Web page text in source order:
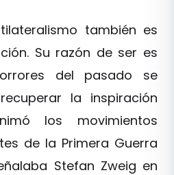
también es
Su razón de ser es
del pasado se
la inspiración
los movimientos
de la Primera Guerra
Stefan Zweig en